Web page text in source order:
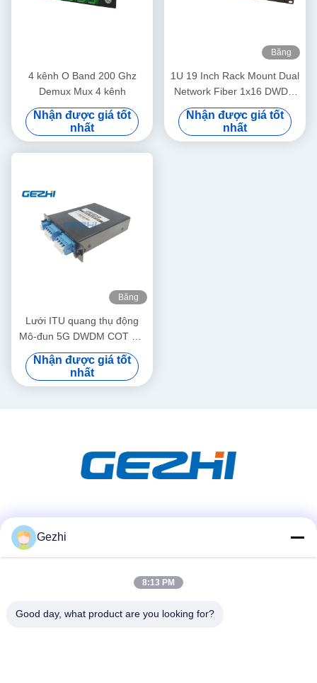
4 kênh O Band 200 Ghz
Demux Mux 4 kênh
Nhận được giá tốt
nhất
Băng
1U 19 Inch Rack Mount Dual
Network Fiber 1x16 DWDM
Mux Demux
Nhận được giá tốt
nhất
Băng
Lưới ITU quang thụ động
Mô-đun 5G DWDM COT RT
LGX
Nhận được giá tốt
nhất
Liên lạc nhanh
Điện thoại
Gezhi
8:13 PM
Good day, what product are you looking for?